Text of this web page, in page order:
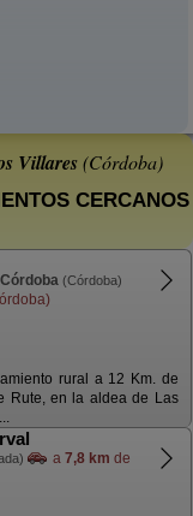
Villares(Córdoba)
CERCANOS
(Córdoba)
rural a 12 Km. de
Rute, en la aldea de Las
a 7,8 km de